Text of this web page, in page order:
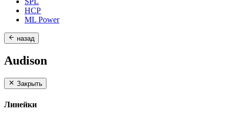
HCP
ML Power
назад
Audison
Закрыть
Линейки